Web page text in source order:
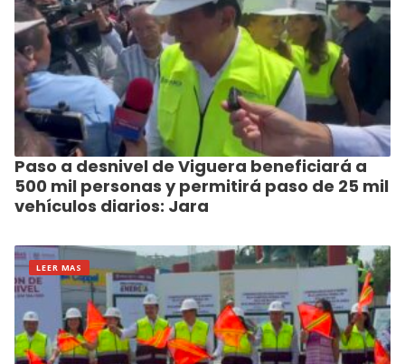
Paso a desnivel de Viguera beneficiará a
500 mil personas y permitirá paso de 25 mil
vehículos diarios: Jara
LEER MAS